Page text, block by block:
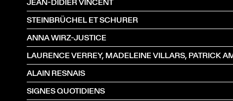
STEINBRÜCHEL ET SCHURER
ANNA WIRZ-JUSTICE
ALAIN RESNAIS
SIGNES QUOTIDIENS